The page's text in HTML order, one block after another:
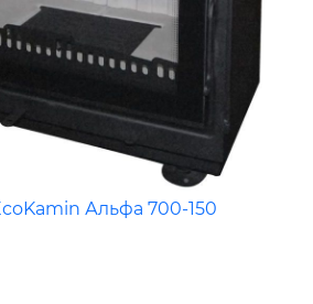
Альфа 700-150